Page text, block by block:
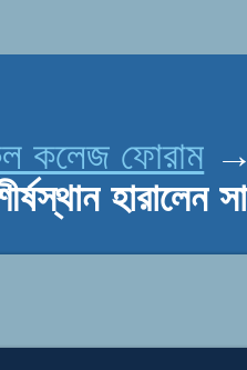
কলেজ ফোরাম
হারালেন